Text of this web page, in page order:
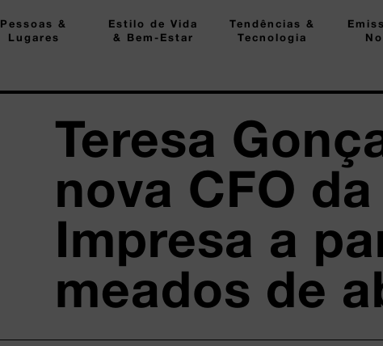
Pessoas &
Lugares
Estilo de Vida
& Bem-Estar
Tendências &
Tecnologia
Teresa
nova CFO da
Impresa a
meados de